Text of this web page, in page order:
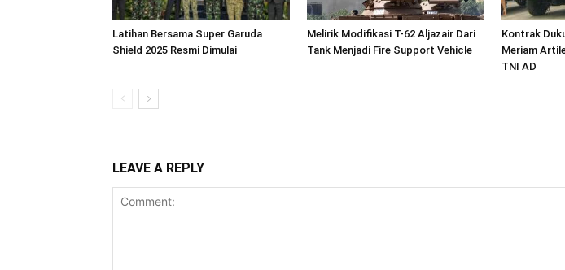
Latihan Bersama Super Garuda
Shield 2025 Resmi Dimulai
Melirik Modifikasi T-62 Aljazair Dari
Tank Menjadi Fire Support Vehicle
Kontrak
Meriam
TNI AD
LEAVE A REPLY